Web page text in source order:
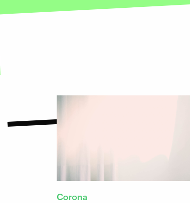
Corona